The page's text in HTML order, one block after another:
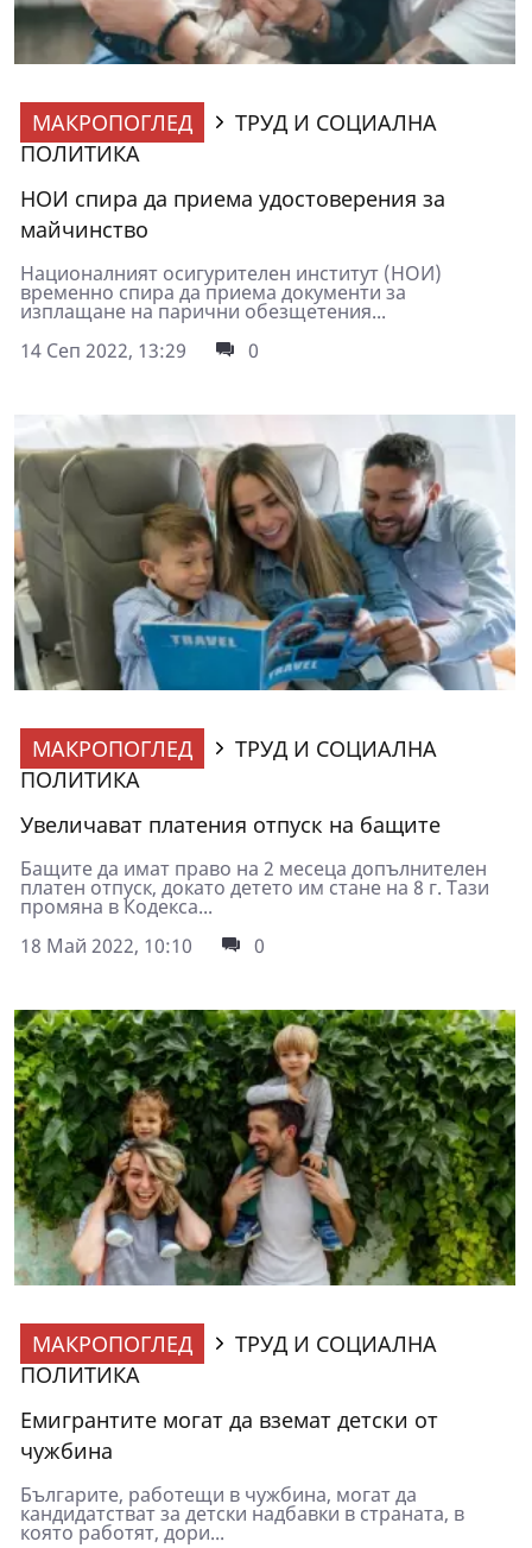
МАКРОПОГЛЕД
ТРУД И СОЦИАЛНА
ПОЛИТИКА
НОИ спира да приема удостоверения за
майчинство
Националният осигурителен институт (НОИ)
временно спира да приема документи за
изплащане на парични обезщетения...
14 Сеп 2022, 13:29
0
МАКРОПОГЛЕД
ТРУД И СОЦИАЛНА
ПОЛИТИКА
Увеличават платения отпуск на бащите
Бащите да имат право на 2 месеца допълнителен
платен отпуск, докато детето им стане на 8 г. Тази
промяна в Кодекса...
18 Май 2022, 10:10
0
МАКРОПОГЛЕД
ТРУД И СОЦИАЛНА
ПОЛИТИКА
Емигрантите могат да вземат детски от
чужбина
Българите, работещи в чужбина, могат да
кандидатстват за детски надбавки в страната, в
която работят, дори...